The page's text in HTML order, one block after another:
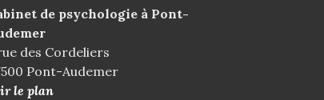
de psychologie à Pont-
des Cordeliers
Pont-Audemer
le plan